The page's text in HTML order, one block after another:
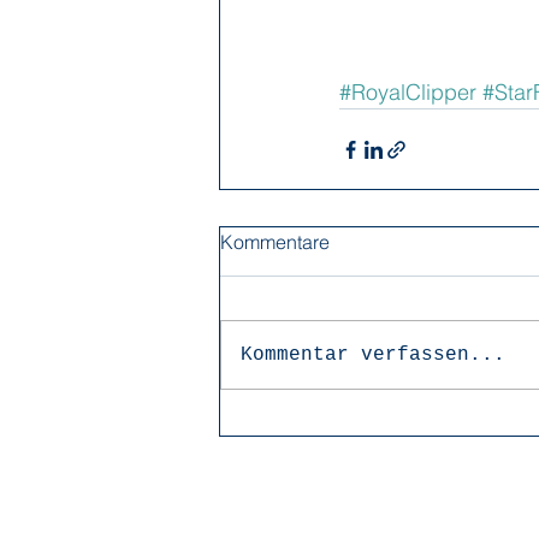
#RoyalClipper
Kommentare
Kommentar verfassen...